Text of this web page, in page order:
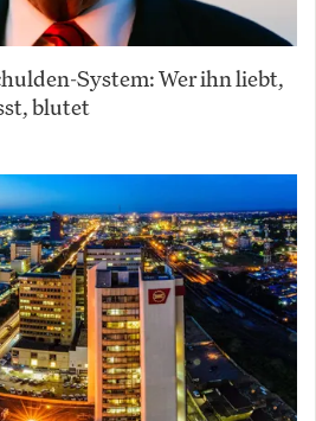
System: Wer ihn liebt,
blutet